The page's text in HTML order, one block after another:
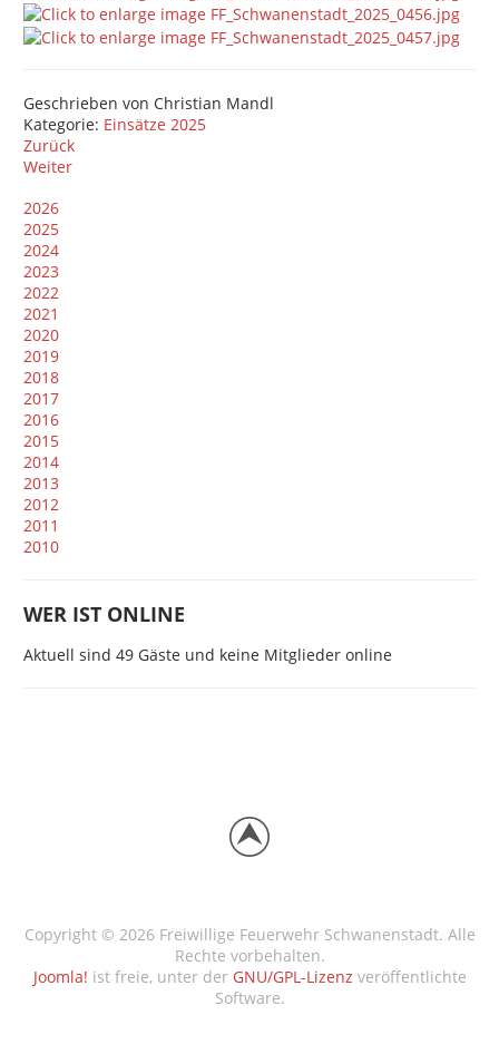
Geschrieben von Christian Mandl
Kategorie: Einsätze 2025
Zurück
Weiter
2026
2025
2024
2023
2022
2021
2020
2019
2018
2017
2016
2015
2014
2013
2012
2011
2010
WER IST ONLINE
Aktuell sind 49 Gäste und keine Mitglieder online
Copyright © 2026 Freiwillige Feuerwehr Schwanenstadt. Alle
Rechte vorbehalten.
Joomla! ist freie, unter der GNU/GPL-Lizenz veröffentlichte
Software.